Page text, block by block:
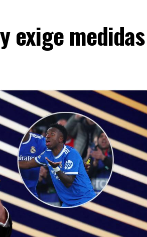
exige medidas